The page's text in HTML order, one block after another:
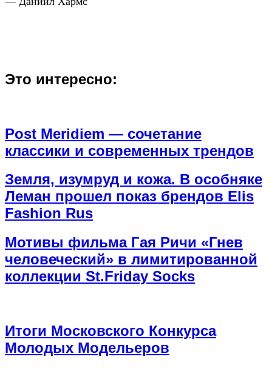
Это интересно:
Post Meridiem — сочетание
классики и современных трендов
Земля, изумруд и кожа. В особняке
Леман прошел показ брендов Elis
Fashion Rus
Мотивы фильма Гая Ричи «Гнев
человеческий» в лимитированной
коллекции St.Friday Socks
Итоги Московского Конкурса
Молодых Модельеров